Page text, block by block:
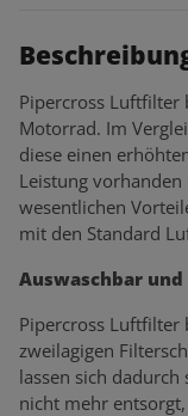
Pipercross Luftfilter
Motorrad. Im
diese einen
Leistung
wesentlichen
mit den Standard
Auswaschbar
Pipercross Luftfilter
zweilagigen
lassen sich
nicht mehr